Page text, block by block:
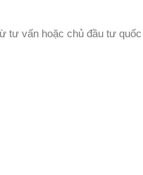
tư vấn hoặc chủ đầu tư quốc